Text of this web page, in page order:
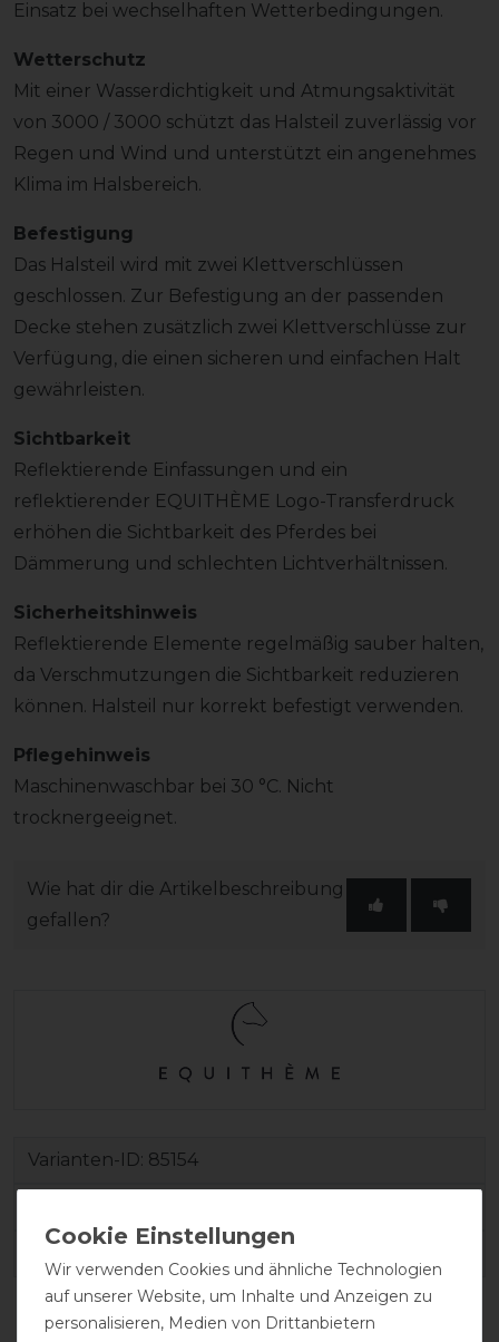
Einsatz bei wechselhaften Wetterbedingungen.
Wetterschutz
Mit einer Wasserdichtigkeit und Atmungsaktivität
von 3000 / 3000 schützt das Halsteil zuverlässig vor
Regen und Wind und unterstützt ein angenehmes
Klima im Halsbereich.
Befestigung
Das Halsteil wird mit zwei Klettverschlüssen
geschlossen. Zur Befestigung an der passenden
Decke stehen zusätzlich zwei Klettverschlüsse zur
Verfügung, die einen sicheren und einfachen Halt
gewährleisten.
Sichtbarkeit
Reflektierende Einfassungen und ein
reflektierender EQUITHÈME Logo-Transferdruck
erhöhen die Sichtbarkeit des Pferdes bei
Dämmerung und schlechten Lichtverhältnissen.
Sicherheitshinweis
Reflektierende Elemente regelmäßig sauber halten,
da Verschmutzungen die Sichtbarkeit reduzieren
können. Halsteil nur korrekt befestigt verwenden.
Pflegehinweis
Maschinenwaschbar bei 30 °C. Nicht
trocknergeeignet.
Wie hat dir die Artikelbeschreibung
gefallen?
Varianten-ID: 85154
Wir verwenden Cookies und ähnliche Technologien
auf unserer Website, um Inhalte und Anzeigen zu
personalisieren, Medien von Drittanbietern